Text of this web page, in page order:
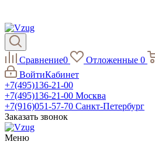
Сравнение0 Отложенные 0
ВойтиКабинет
+7(495)136-21-00‬
+7(495)136-21-00‬ Москва
+7(916)051-57-70 Санкт-Петербург
Заказать звонок
Меню